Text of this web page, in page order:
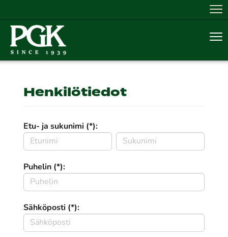
Henkilötiedot
Etu- ja sukunimi (*):
Puhelin (*):
Sähköposti (*):